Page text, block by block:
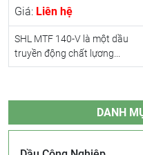
Giá: Liên hệ
SHL MTF 140-V là một dầu
truyền động chất lựơng...
DANH